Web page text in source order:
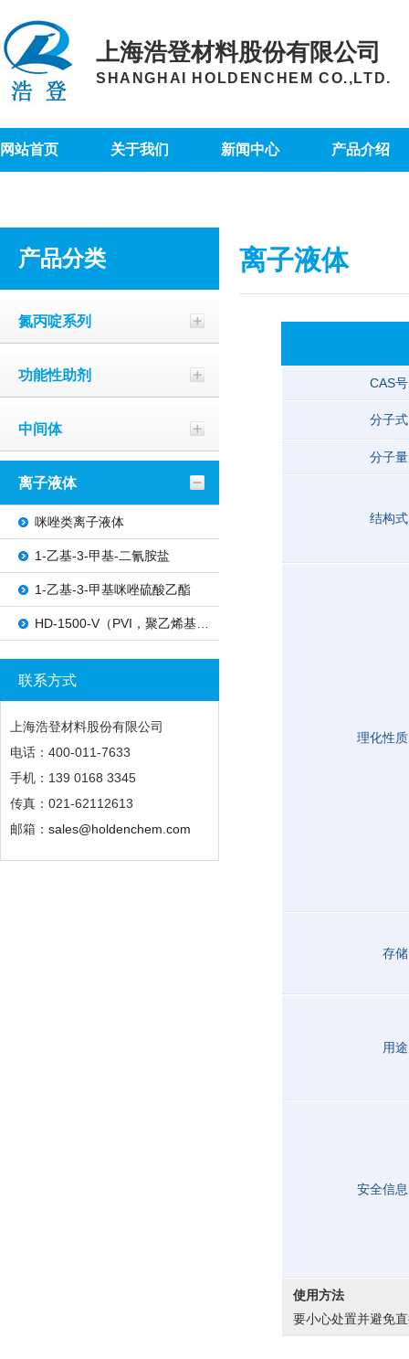
上海浩登材料股份有限公司
SHANGHAI HOLDENCHEM CO.,LTD.
网站首页 关于我们 新闻中心 产品介绍
产品分类
氮丙啶系列
功能性助剂
中间体
离子液体
咪唑类离子液体
1-乙基-3-甲基-二氰胺盐
1-乙基-3-甲基咪唑硫酸乙酯
联系方式
上海浩登材料股份有限公司
电话：400-011-7633
手机：139 0168 3345
传真：021-62112613
邮箱： sales@holdenchem.com
离子液体
CAS号
分子式
分子量
结构式
理化性质
存储
用途
安全信息
使用方法
要小心处置并避免